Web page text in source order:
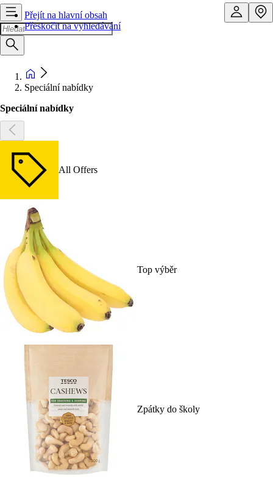
Přejít na hlavní obsah
Přeskočit na vyhledávání
Speciální nabídky
Speciální nabídky
All Offers
Top výběr
Zpátky do školy